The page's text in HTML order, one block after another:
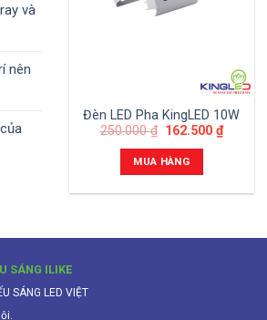
và
nên
Đèn LED Pha KingLED 10W
250.000₫ 162.500 ₫
MUA HÀNG
SÁNG ILIKE
SÁNG LED VIỆT